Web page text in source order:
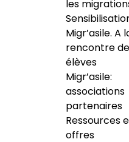
les
Migr’asile. A
rencontre
élèves
Migr’asile:
associations
partenaires
Ressources
offres